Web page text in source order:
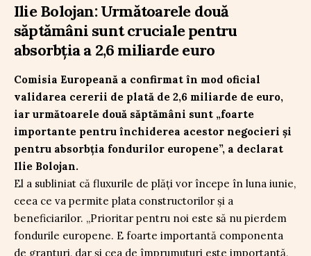
Ilie Bolojan: Următoarele două
săptămâni sunt cruciale pentru
absorbția a 2,6 miliarde euro
Comisia Europeană a confirmat în mod oficial
validarea cererii de plată de 2,6 miliarde de euro,
iar următoarele două săptămâni sunt „foarte
importante pentru închiderea acestor negocieri și
pentru absorbția fondurilor europene”, a declarat
Ilie Bolojan.
El a subliniat că fluxurile de plăți vor începe în luna iunie,
ceea ce va permite plata constructorilor și a
beneficiarilor. „Prioritar pentru noi este să nu pierdem
fondurile europene. E foarte importantă componenta
de granturi, dar și cea de împrumuturi este importantă,